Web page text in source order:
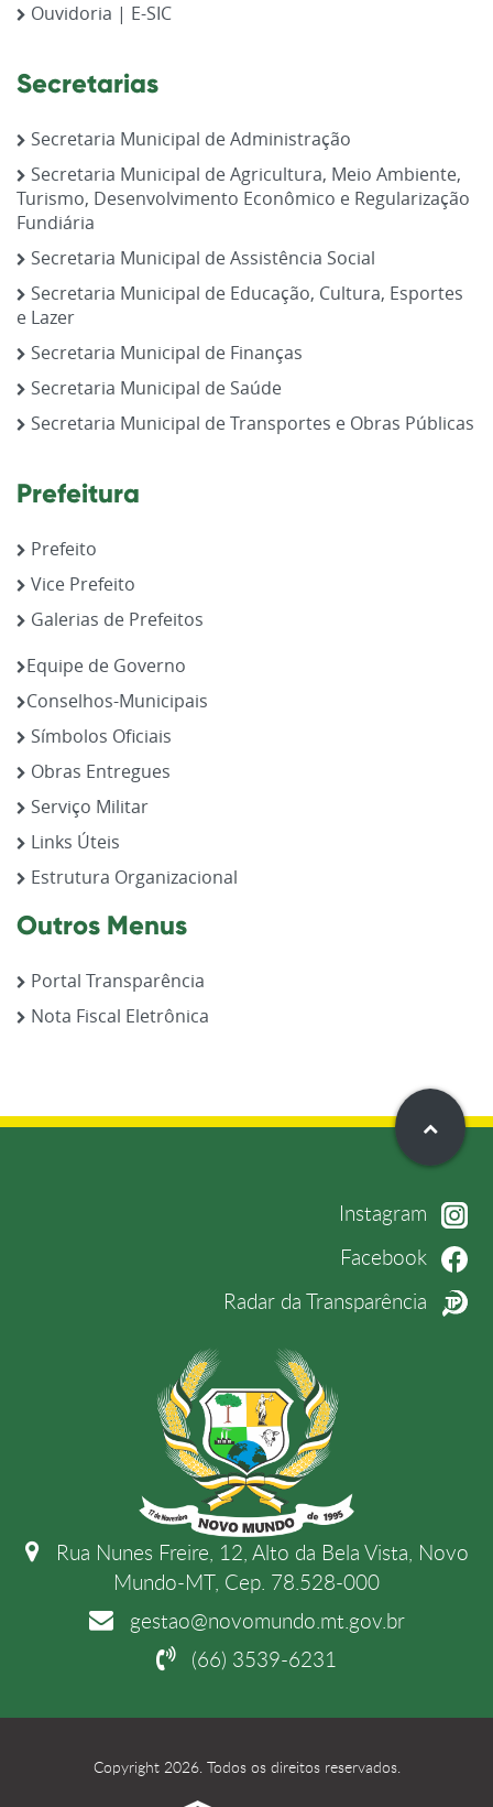
Ouvidoria | E-SIC
Secretarias
Secretaria Municipal de Administração
Secretaria Municipal de Agricultura, Meio Ambiente,
Turismo, Desenvolvimento Econômico e Regularização
Fundiária
Secretaria Municipal de Assistência Social
Secretaria Municipal de Educação, Cultura, Esportes
e Lazer
Secretaria Municipal de Finanças
Secretaria Municipal de Saúde
Secretaria Municipal de Transportes e Obras Públicas
Prefeitura
Prefeito
Vice Prefeito
Galerias de Prefeitos
Equipe de Governo
Conselhos-Municipais
Símbolos Oficiais
Obras Entregues
Serviço Militar
Links Úteis
Estrutura Organizacional
Outros Menus
Portal Transparência
Nota Fiscal Eletrônica
Instagram
Facebook
Radar da Transparência
Rua Nunes Freire, 12, Alto da Bela Vista, Novo
Mundo-MT, Cep. 78.528-000
gestao@novomundo.mt.gov.br
(66) 3539-6231
Copyright 2026. Todos os direitos reservados.